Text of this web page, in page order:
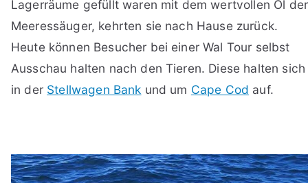
Lagerräume gefüllt waren mit dem wertvollen Öl der
Meeressäuger, kehrten sie nach Hause zurück.
Heute können Besucher bei einer Wal Tour selbst
Ausschau halten nach den Tieren. Diese halten sich
in der Stellwagen Bank und um Cape Cod auf.